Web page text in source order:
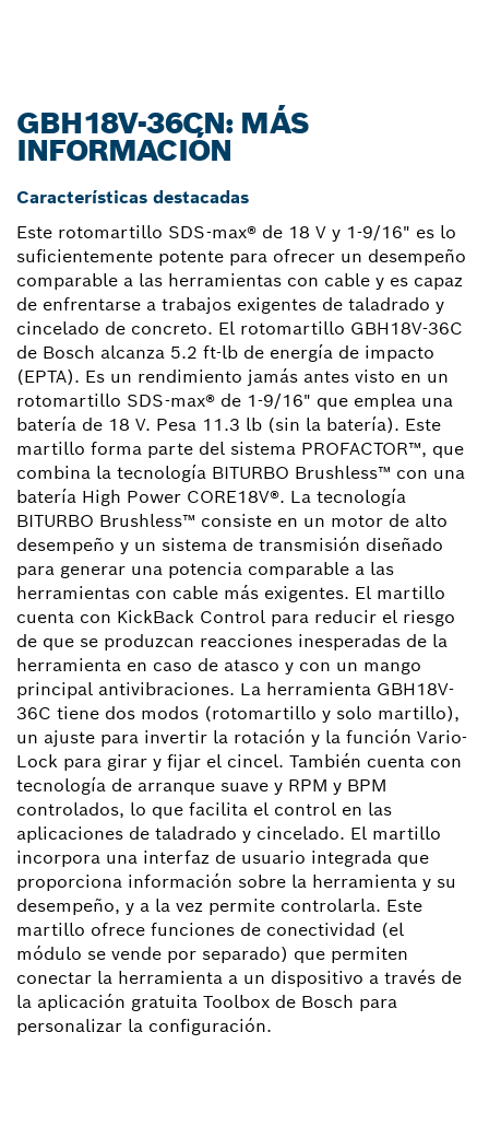
GBH18V-36CN: MÁS
INFORMACIÓN
Características destacadas
Este rotomartillo SDS-max® de 18 V y 1-9/16" es lo
suficientemente potente para ofrecer un desempeño
comparable a las herramientas con cable y es capaz
de enfrentarse a trabajos exigentes de taladrado y
cincelado de concreto. El rotomartillo GBH18V-36C
de Bosch alcanza 5.2 ft-lb de energía de impacto
(EPTA). Es un rendimiento jamás antes visto en un
rotomartillo SDS-max® de 1-9/16" que emplea una
batería de 18 V. Pesa 11.3 lb (sin la batería). Este
martillo forma parte del sistema PROFACTOR™, que
combina la tecnología BITURBO Brushless™ con una
batería High Power CORE18V®. La tecnología
BITURBO Brushless™ consiste en un motor de alto
desempeño y un sistema de transmisión diseñado
para generar una potencia comparable a las
herramientas con cable más exigentes. El martillo
cuenta con KickBack Control para reducir el riesgo
de que se produzcan reacciones inesperadas de la
herramienta en caso de atasco y con un mango
principal antivibraciones. La herramienta GBH18V-
36C tiene dos modos (rotomartillo y solo martillo),
un ajuste para invertir la rotación y la función Vario-
Lock para girar y fijar el cincel. También cuenta con
tecnología de arranque suave y RPM y BPM
controlados, lo que facilita el control en las
aplicaciones de taladrado y cincelado. El martillo
incorpora una interfaz de usuario integrada que
proporciona información sobre la herramienta y su
desempeño, y a la vez permite controlarla. Este
martillo ofrece funciones de conectividad (el
módulo se vende por separado) que permiten
conectar la herramienta a un dispositivo a través de
la aplicación gratuita Toolbox de Bosch para
personalizar la configuración.